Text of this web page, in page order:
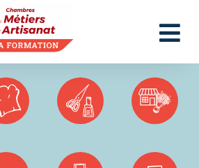
cookies